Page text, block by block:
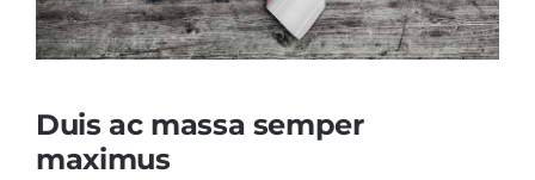
Duis ac massa semper
maximus